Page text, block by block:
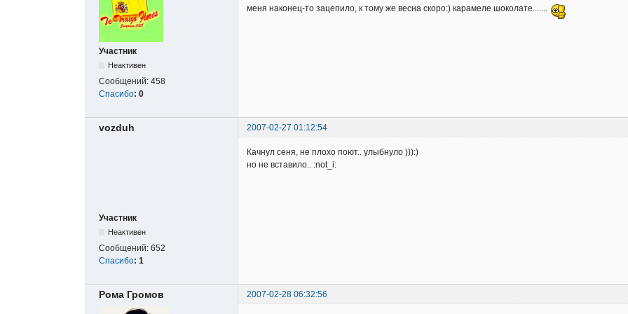
Участник
Неактивен
Сообщений: 458
Спасибо: 0
меня наконец-то зацепило, к тому же весна скоро:) карамеле шоколате.......
vozduh 2007-02-27 01:12:54
Участник
Неактивен
Сообщений: 652
Спасибо: 1
Качнул сеня, не плохо поют.. улыбнуло ))):)
но не вставило.. :not_i:
Рома Громов 2007-02-28 06:32:56